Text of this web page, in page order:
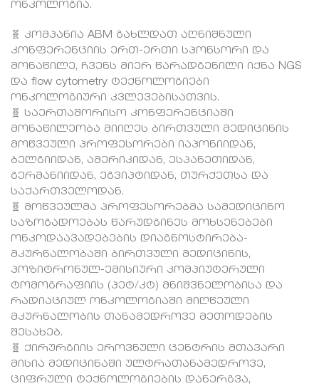
ონკოლოგია.
🧬 კომპანია ABM გახლდათ აღნიშნული
კონფერენციის ერთ-ერთი სპონსორი და
მონაწილე, ჩვენს მიერ წარადგენილი იქნა NGS
და flow cytometry ტექნოლოგიები
ონკოლოგიური კვლევებისათვის.
🧬 საერთაშორისო კონფერენციაში
მონაწილეობა მიიღეს ბირთვული მედიცინის
მოწვეული პროფესორები იაპონიიდან,
ბელგიიდან, ამერიკიდან, ესპანეთიდან,
გერმანიიდან, ეგვიპტიდან, თურქეთსა და
საქართველოდან.
🧬 მოწვეულმა პროფესორებმა სამედიცინო
საზოგადოებას წარუდგინეს მოხსენებები
ონკოდაავადებების დიაგნოსტირება-
მკურნალობაში ბირთვული მედიცინის,
პოზიტრონულ-ემისიური კომპიუტერული
ტომოგრაფიის (პეტ/კტ) მნიშვნელობისა და
რადიაციულ ონკოლოგიაში მიღწეული
მკურნალობის თანამედროვე მეთოდების
შესახებ.
🧬 ქირურგიის ეროვნული ცენტრის მთავარი
მისია მედიცინაში ულტრათანამედროვე,
ციფრული ტექნოლოგიების დანერგვა,